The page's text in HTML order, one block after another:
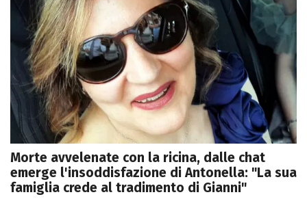
Morte avvelenate con la ricina, dalle chat
emerge l'insoddisfazione di Antonella: "La sua
famiglia crede al tradimento di Gianni"